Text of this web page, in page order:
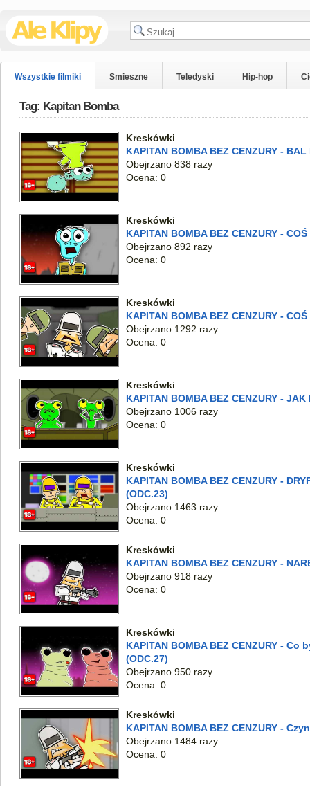
Wszystkie filmiki Smieszne Teledyski Hip-hop
Tag: Kapitan Bomba
Kreskówki
KAPITAN BOMBA BEZ CENZURY -
Obejrzano 838 razy
Ocena: 0
Kreskówki
KAPITAN BOMBA BEZ CENZURY -
Obejrzano 892 razy
Ocena: 0
Kreskówki
KAPITAN BOMBA BEZ CENZURY -
Obejrzano 1292 razy
Ocena: 0
Kreskówki
KAPITAN BOMBA BEZ CENZURY -
Obejrzano 1006 razy
Ocena: 0
Kreskówki
KAPITAN BOMBA BEZ CENZURY -
(ODC.23)
Obejrzano 1463 razy
Ocena: 0
Kreskówki
KAPITAN BOMBA BEZ CENZURY -
Obejrzano 918 razy
Ocena: 0
Kreskówki
KAPITAN BOMBA BEZ CENZURY - Co
(ODC.27)
Obejrzano 950 razy
Ocena: 0
Kreskówki
KAPITAN BOMBA BEZ CENZURY -
Obejrzano 1484 razy
Ocena: 0